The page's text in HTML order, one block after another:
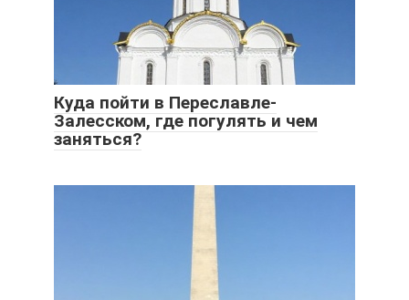
Куда пойти в Переславле-
Залесском, где погулять и чем
заняться?